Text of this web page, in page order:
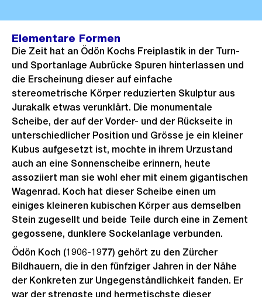
Elementare Formen
Die Zeit hat an Ödön Kochs Freiplastik in der Turn-
und Sportanlage Aubrücke Spuren hinterlassen und
die Erscheinung dieser auf einfache
stereometrische Körper reduzierten Skulptur aus
Jurakalk etwas verunklärt. Die monumentale
Scheibe, der auf der Vorder- und der Rückseite in
unterschiedlicher Position und Grösse je ein kleiner
Kubus aufgesetzt ist, mochte in ihrem Urzustand
auch an eine Sonnenscheibe erinnern, heute
assoziiert man sie wohl eher mit einem gigantischen
Wagenrad. Koch hat dieser Scheibe einen um
einiges kleineren kubischen Körper aus demselben
Stein zugesellt und beide Teile durch eine in Zement
gegossene, dunklere Sockelanlage verbunden.
Ödön Koch (1906-1977) gehört zu den Zürcher
Bildhauern, die in den fünfziger Jahren in der Nähe
der Konkreten zur Ungegenständlichkeit fanden. Er
war der strengste und hermetischste dieser